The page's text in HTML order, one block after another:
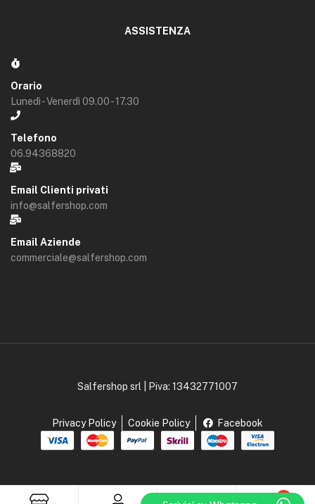
ASSISTENZA
Orario
Lunedì - Venerdì 09.00 - 17.30
Telefono
06.94368820
Email Clienti privati
info@salfershop.com
Email Aziende
commerciale@salfershop.com
Salfershop srl | Piva: 13432771007
Privacy Policy Cookie Policy Facebook
0